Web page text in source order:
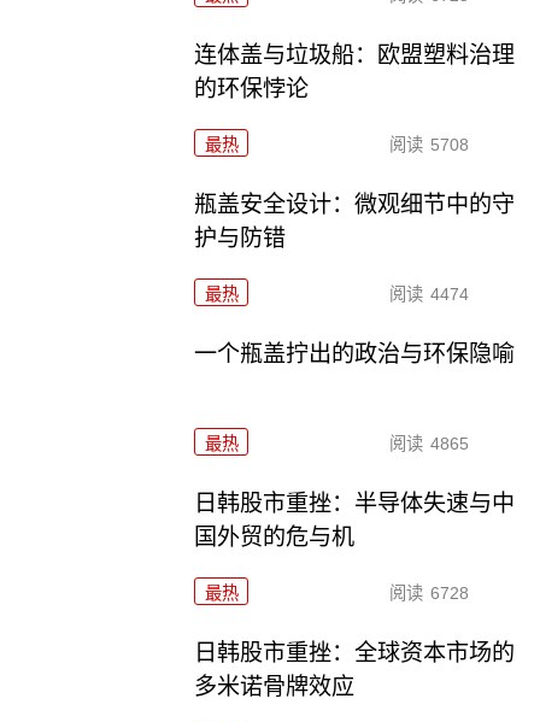
连体盖与垃圾船：欧盟塑料治理
的环保悖论
最热 阅读 5708
瓶盖安全设计：微观细节中的守
护与防错
最热 阅读 4474
一个瓶盖拧出的政治与环保隐喻
最热 阅读 4865
日韩股市重挫：半导体失速与中
国外贸的危与机
最热 阅读 6728
日韩股市重挫：全球资本市场的
多米诺骨牌效应